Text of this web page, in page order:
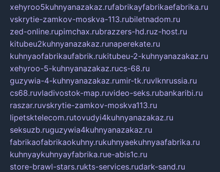
xehyroo5kuhnyanazakaz.rufabrikayfabrikaefabrika.ru
vskrytie-zamkov-moskva-113.rubiletnadom.ru
zed-online.rupimchax.rubrazzers-hd.ruz-host.ru
kitubeu2kuhnyanazakaz.runaperekate.ru
kuhnyaofabrikaufabrik.rukitubeu-2-kuhnyanazakaz.ru
xehyroo-5-kuhnyanazakaz.rucs-68.ru
guzywia-4-kuhnyanazakaz.rumir-tk.ruvlknrussia.ru
cs68.ruvladivostok-map.ruvideo-seks.rubankaribi.ru
raszar.ruvskrytie-zamkov-moskva113.ru
lipetsktelecom.rutovudyi4kuhnyanazakaz.ru
seksuzb.ruguzywia4kuhnyanazakaz.ru
fabrikaofabrikaokuhny.rukuhnyaekuhnyaafabrika.ru
kuhnyaykuhnyayfabrika.rue-abis1c.ru
store-brawl-stars.rukts-services.rudark-sand.ru